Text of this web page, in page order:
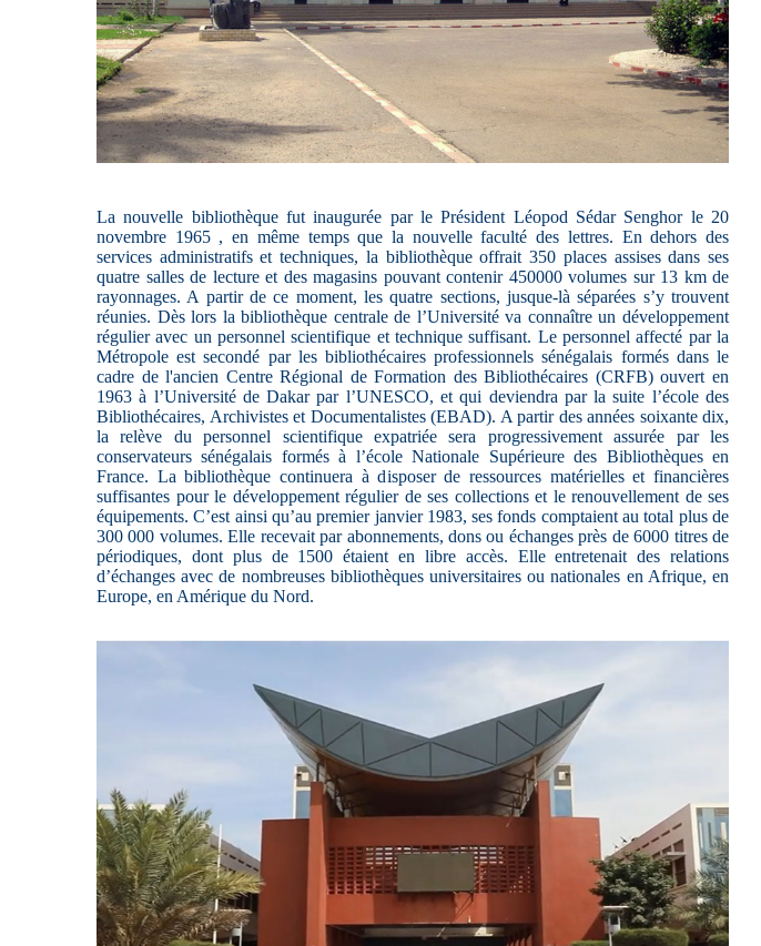
La nouvelle bibliothèquefut inaugurée parle Président Léopod Sédar Senghor le 20
novembre 1965, en même temps que la nouvelle faculté des lettres. En dehors des
services administratifs et techniques, la bibliothèque offrait 350 places assises dans ses
quatre salles de lecture et des magasins pouvant contenir 450000 volumes sur 13 km de
rayonnages. A partir de ce moment, les quatre sections, jusque-là séparées s’y trouvent
réunies. Dès lors la bibliothèque centrale de l’Université va connaître un développement
régulier avec un personnel scientifique et technique suffisant. Le personnel affecté par la
Métropole est secondé par les bibliothécaires professionnels sénégalais formés dans le
cadre de l'ancien Centre Régional de Formation des Bibliothécaires (CRFB) ouvert en
1963 à l’Université de Dakar par l’UNESCO, et qui deviendra par la suite l’école des
Bibliothécaires, Archivistes et Documentalistes (EBAD). A partir des années soixante dix,
la relève du personnel scientifique expatriée sera progressivement assurée par les
conservateurs sénégalais formés à l’école Nationale Supérieure des Bibliothèques en
France. La bibliothèque continuera à disposer de ressources matérielles et financières
suffisantes pour le développement régulier de ses collections et le renouvellement de ses
équipements. C’est ainsi qu’au premier janvier 1983, ses fonds comptaient au total plus de
300 000 volumes. Elle recevait par abonnements, dons ou échanges près de 6000 titres de
périodiques, dont plus de 1500 étaient en libre accès. Elle entretenait des relations
d’échanges avec de nombreuses bibliothèques universitaires ou nationales en Afrique, en
Europe, en Amérique du Nord.